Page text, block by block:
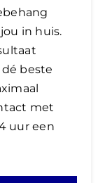
in huis.
beste
met
uur een